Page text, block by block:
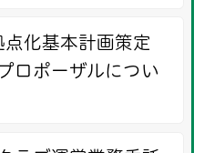
点化基本計画策定
ロポーザルについ